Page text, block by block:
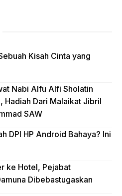
Kisah Cinta yang
Nabi Alfu Alfi Sholatin
Hadiah Dari Malaikat Jibril
SAW
DPI HP Android Bahaya? Ini
ke Hotel, Pejabat
Dibebastugaskan